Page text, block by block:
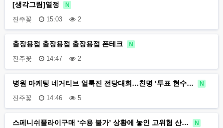
[생각그림]열정 N
진주꽃 15:03 2
출장용접 출장용접 출장용접 폰테크 N
진주꽃 14:47 2
병원 마케팅 네거티브 얼룩진 전당대회…친명 ‘투표 현수… N
진주꽃 14:46 5
스페니쉬플라이구매 ‘수용 불가’ 상황에 놓인 고위험 산… N